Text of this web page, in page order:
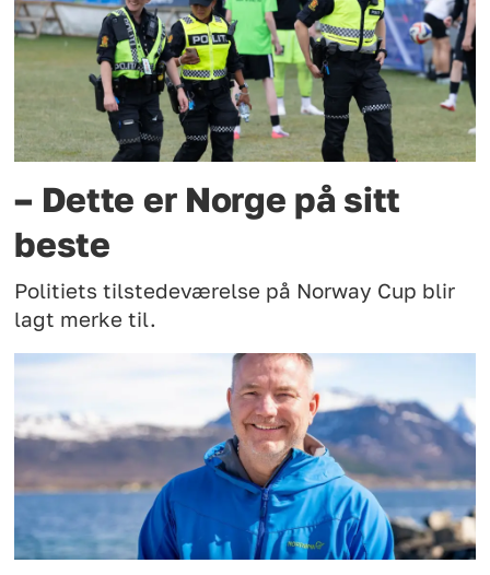
– Dette er Norge på sitt
beste
Politiets tilstedeværelse på Norway Cup blir
lagt merke til.